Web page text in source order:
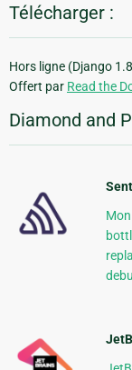
Télécharger :
Hors ligne (Django
Offert par Read the
Diamond and